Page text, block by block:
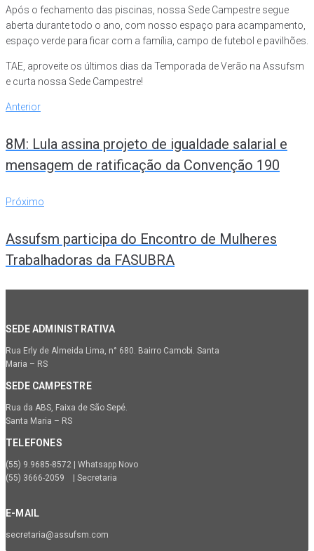
Após o fechamento das piscinas, nossa Sede Campestre segue
aberta durante todo o ano, com nosso espaço para acampamento,
espaço verde para ficar com a família, campo de futebol e pavilhões.
TAE, aproveite os últimos dias da Temporada de Verão na Assufsm
e curta nossa Sede Campestre!
Navegação
Post
Anterior
Anterior
8M: Lula assina projeto de igualdade salarial e
mensagem de ratificação da Convenção 190
Próximo
Próximo
Assufsm participa do Encontro de Mulheres
Trabalhadoras da FASUBRA
SEDE ADMINISTRATIVA
Rua Erly de Almeida Lima, n° 680. Bairro Camobi. Santa
Maria – RS
SEDE CAMPESTRE
Rua da ABS, Faixa de São Sepé.
Santa Maria – RS
TELEFONES
(55) 9.9685-8572 | Whatsapp Novo
(55) 3666-2059 | Secretaria
E-MAIL
secretaria@assufsm.com